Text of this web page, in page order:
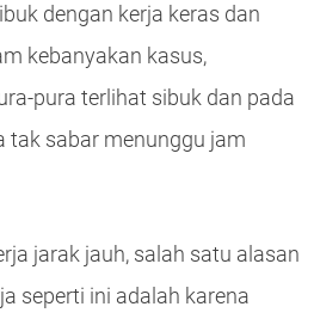
dengan kerja keras dan
kebanyakan kasus,
pura terlihat sibuk dan pada
tak sabar menunggu jam
jarak jauh, salah satu alasan
seperti ini adalah karena